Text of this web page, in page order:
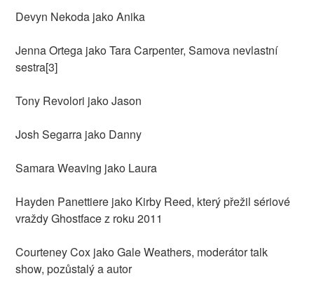
Devyn Nekoda jako Anika
Jenna Ortega jako Tara Carpenter, Samova nevlastní
sestra[3]
Tony Revolori jako Jason
Josh Segarra jako Danny
Samara Weaving jako Laura
Hayden Panettiere jako Kirby Reed, který přežil sériové
vraždy Ghostface z roku 2011
Courteney Cox jako Gale Weathers, moderátor talk
show, pozůstalý a autor